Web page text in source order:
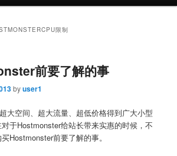
限制
前要了解的事
byuser1
大空间、超大流量、超低价格得到广大小型
于Hostmonster给站长带来实惠的时候，不
Hostmonster前要了解的事。